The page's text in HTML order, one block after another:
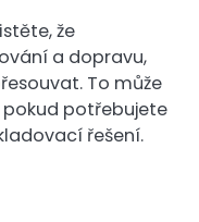
že
a dopravu,
To může
pokud potřebujete
řešení.